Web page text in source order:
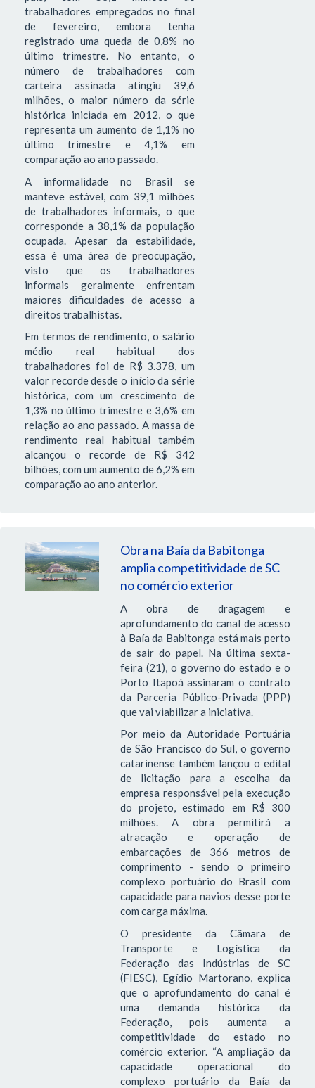
trabalhadores empregados no final
de fevereiro, embora tenha
registrado uma queda de 0,8% no
último trimestre. No entanto, o
número de trabalhadores com
carteira assinada atingiu 39,6
milhões, o maior número da série
histórica iniciada em 2012, o que
representa um aumento de 1,1% no
último trimestre e 4,1% em
comparação ao ano passado.
A informalidade no Brasil se
manteve estável, com 39,1 milhões
de trabalhadores informais, o que
corresponde a 38,1% da população
ocupada. Apesar da estabilidade,
essa é uma área de preocupação,
visto que os trabalhadores
informais geralmente enfrentam
maiores dificuldades de acesso a
direitos trabalhistas.
Em termos de rendimento, o salário
médio real habitual dos
trabalhadores foi de R$ 3.378, um
valor recorde desde o início da série
histórica, com um crescimento de
1,3% no último trimestre e 3,6% em
relação ao ano passado. A massa de
rendimento real habitual também
alcançou o recorde de R$ 342
bilhões, com um aumento de 6,2% em
comparação ao ano anterior.
Obra na Baía da Babitonga
amplia competitividade de SC
no comércio exterior
A obra de dragagem e
aprofundamento do canal de acesso
à Baía da Babitonga está mais perto
de sair do papel. Na última sexta-
feira (21), o governo do estado e o
Porto Itapoá assinaram o contrato
da Parceria Público-Privada (PPP)
que vai viabilizar a iniciativa.
Por meio da Autoridade Portuária
de São Francisco do Sul, o governo
catarinense também lançou o edital
de licitação para a escolha da
empresa responsável pela execução
do projeto, estimado em R$ 300
milhões. A obra permitirá a
atracação e operação de
embarcações de 366 metros de
comprimento - sendo o primeiro
complexo portuário do Brasil com
capacidade para navios desse porte
com carga máxima.
O presidente da Câmara de
Transporte e Logística da
Federação das Indústrias de SC
(FIESC), Egídio Martorano, explica
que o aprofundamento do canal é
uma demanda histórica da
Federação, pois aumenta a
competitividade do estado no
comércio exterior. “A ampliação da
capacidade operacional do
complexo portuário da Baía da